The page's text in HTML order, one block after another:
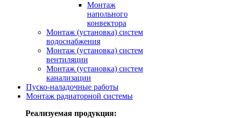
Монтаж
напольного
конвектора
Монтаж (установка) систем
водоснабжения
Монтаж (установка) систем
вентиляции
Монтаж (установка) систем
канализации
Пуско-наладочные работы
Монтаж радиаторной системы
Реализуемая продукция: